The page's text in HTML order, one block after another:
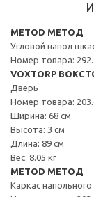
METOD МЕТОД
Угловой напол
Номер товара:
VOXTORP
Дверь
Номер товара:
Ширина: 68 см
Высота: 3 см
Длина: 89 см
Вес: 8.05 кг
METOD МЕТОД
Каркас